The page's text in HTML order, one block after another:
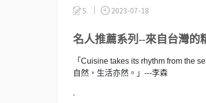
S. 2023-07-18
名人推薦系列--來自台灣的
「Cuisine takes its rhythm from the
自然，生活亦然。」---李森
.